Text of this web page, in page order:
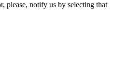
please, notify us by selecting that